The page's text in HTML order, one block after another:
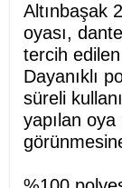
Altınbaşak
oyası,
tercih
Dayanıklı
süreli
yapılan